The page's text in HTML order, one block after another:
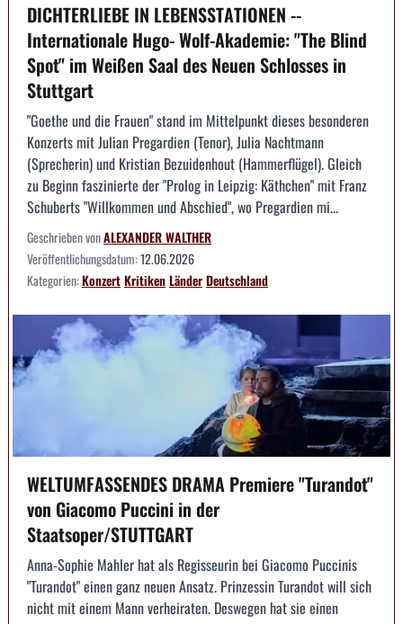
DICHTERLIEBE IN LEBENSSTATIONEN --
Internationale Hugo- Wolf-Akademie: "The Blind
Spot" im Weißen Saal des Neuen Schlosses in
Stuttgart
"Goethe und die Frauen" stand im Mittelpunkt dieses besonderen
Konzerts mit Julian Pregardien (Tenor), Julia Nachtmann
(Sprecherin) und Kristian Bezuidenhout (Hammerflügel). Gleich
zu Beginn faszinierte der "Prolog in Leipzig: Käthchen" mit Franz
Schuberts "Willkommen und Abschied", wo Pregardien mi...
Geschrieben vonALEXANDER WALTHER
Veröffentlichungsdatum:12.06.2026
Kategorien:KonzertKritikenLänderDeutschland
WELTUMFASSENDES DRAMA Premiere "Turandot"
von Giacomo Puccini in der
Staatsoper/STUTTGART
Anna-Sophie Mahler hat als Regisseurin bei Giacomo Puccinis
"Turandot" einen ganz neuen Ansatz. Prinzessin Turandot will sich
nicht mit einem Mann verheiraten. Deswegen hat sie einen